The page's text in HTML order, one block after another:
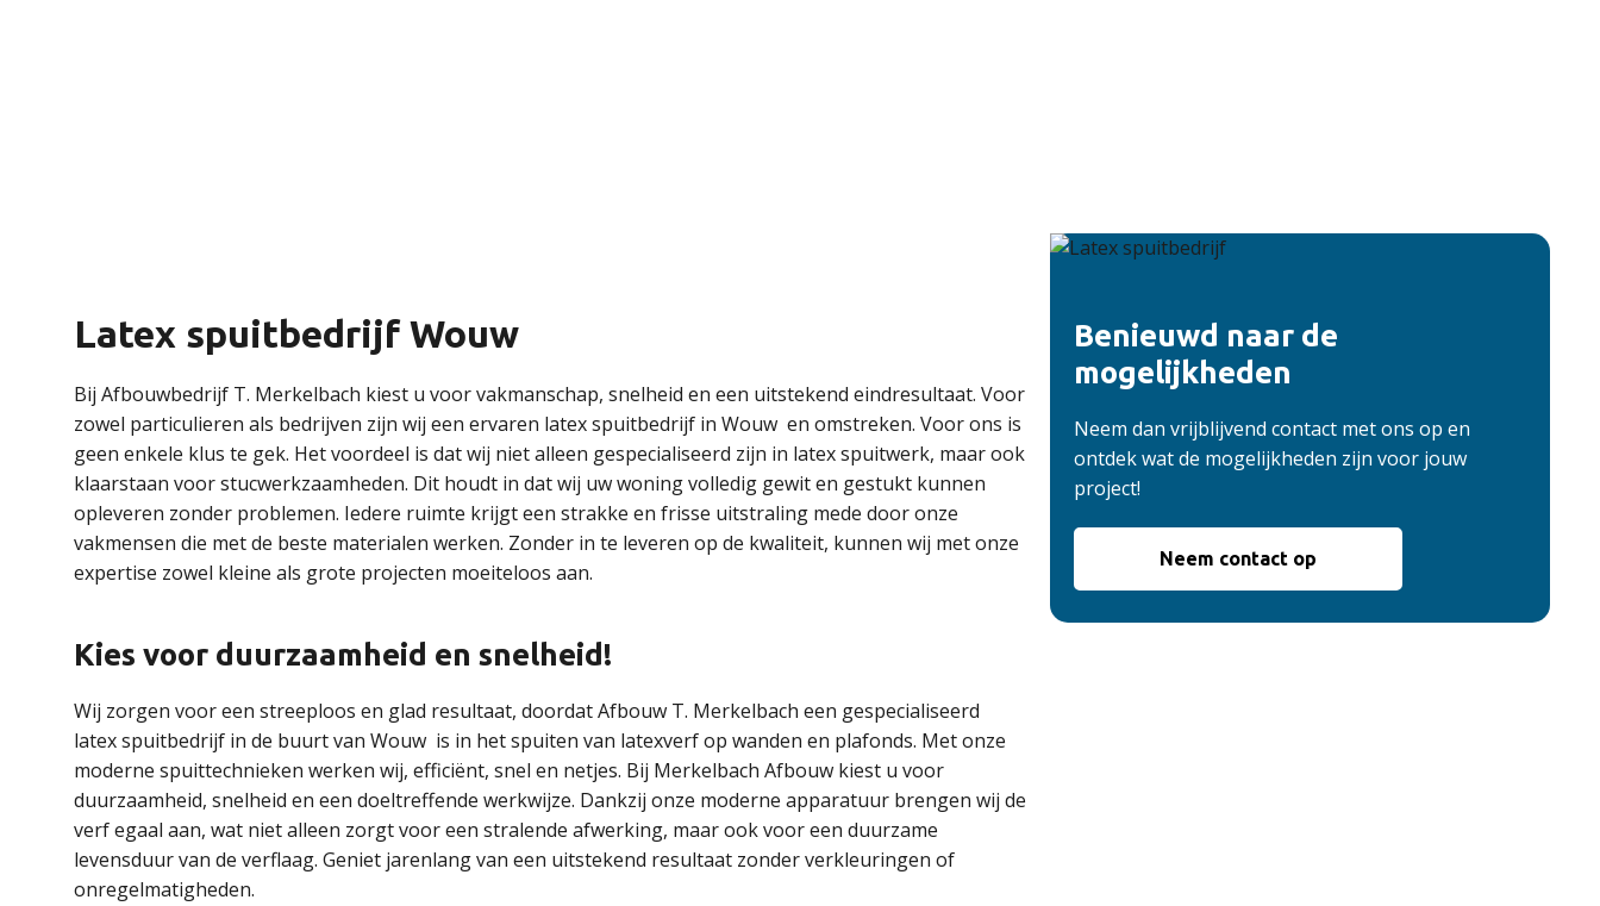
Latex spuitbedrijf Wouw
Bij Afbouwbedrijf T. Merkelbach kiest u voor vakmanschap, snelheid en een uitstekend eindresultaat. Voor
zowel particulieren als bedrijven zijn wij een ervaren latex spuitbedrijf in Wouw en omstreken. Voor ons is
geen enkele klus te gek. Het voordeel is dat wij niet alleen gespecialiseerd zijn in latex spuitwerk, maar ook
klaarstaan voor stucwerkzaamheden. Dit houdt in dat wij uw woning volledig gewit en gestukt kunnen
opleveren zonder problemen. Iedere ruimte krijgt een strakke en frisse uitstraling mede door onze
vakmensen die met de beste materialen werken. Zonder in te leveren op de kwaliteit, kunnen wij met onze
expertise zowel kleine als grote projecten moeiteloos aan.
Kies voor duurzaamheid en snelheid!
Wij zorgen voor een streeploos en glad resultaat, doordat Afbouw T. Merkelbach een gespecialiseerd
latex spuitbedrijf in de buurt van Wouw is in het spuiten van latexverf op wanden en plafonds. Met onze
moderne spuittechnieken werken wij, efficiënt, snel en netjes. Bij Merkelbach Afbouw kiest u voor
duurzaamheid, snelheid en een doeltreffende werkwijze. Dankzij onze moderne apparatuur brengen wij de
verf egaal aan, wat niet alleen zorgt voor een stralende afwerking, maar ook voor een duurzame
levensduur van de verflaag. Geniet jarenlang van een uitstekend resultaat zonder verkleuringen of
onregelmatigheden.
Benieuwd naar de
mogelijkheden
Neem dan vrijblijvend contact met ons op en
ontdek wat de mogelijkheden zijn voor jouw
project!
Neem contact op